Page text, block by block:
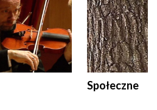
Społeczne